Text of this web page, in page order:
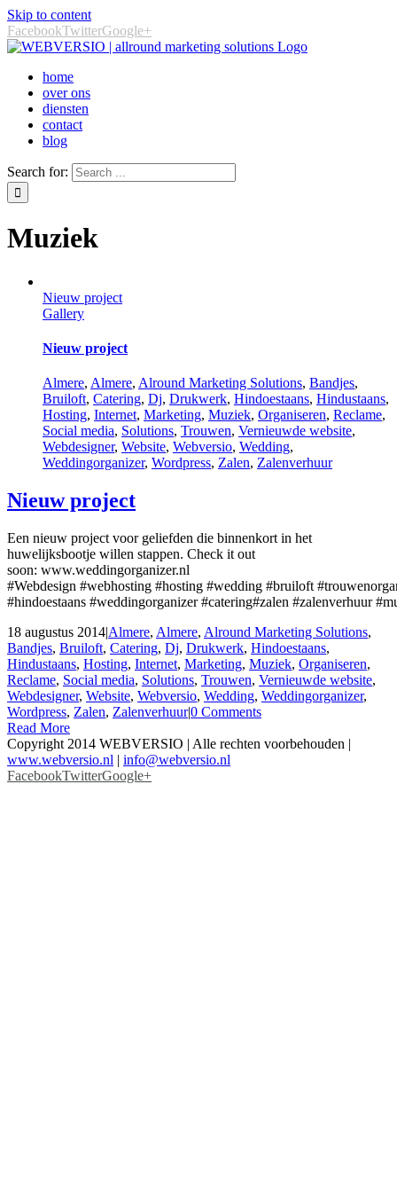
Skip to content
FacebookTwitterGoogle+
home
over ons
diensten
contact
blog
Search for:
Muziek
Nieuw project
Gallery
Nieuw project
‎Almere, Almere, Alround Marketing Solutions, Bandjes,
Bruiloft, Catering, Dj, Drukwerk, Hindoestaans, Hindustaans,
Hosting, Internet, Marketing, Muziek, Organiseren, Reclame,
Social media, Solutions, Trouwen, Vernieuwde website,
Webdesigner, Website, Webversio, Wedding,
Weddingorganizer, Wordpress, Zalen, Zalenverhuur
Nieuw project
Een nieuw project voor geliefden die binnenkort in het
huwelijksbootje willen stappen. Check it out
soon: www.weddingorganizer.nl
‪#‎Webdesign‬ ‪#‎webhosting‬ ‪#‎hosting‬ ‪#‎wedding‬ ‪#‎bruiloft‬
#‎hindoestaans‬ ‪#‎weddingorganizer‬ ‪#‎catering‬‪#‎zalen‬ ‪#‎zalenverhuur‬
18 augustus 2014|‎Almere, Almere, Alround Marketing Solutions,
Bandjes, Bruiloft, Catering, Dj, Drukwerk, Hindoestaans,
Hindustaans, Hosting, Internet, Marketing, Muziek, Organiseren,
Reclame, Social media, Solutions, Trouwen, Vernieuwde website,
Webdesigner, Website, Webversio, Wedding, Weddingorganizer,
Wordpress, Zalen, Zalenverhuur|0 Comments
Read More
Copyright 2014 WEBVERSIO | Alle rechten voorbehouden |
www.webversio.nl | info@webversio.nl
FacebookTwitterGoogle+